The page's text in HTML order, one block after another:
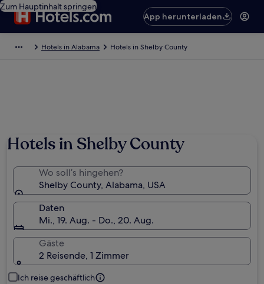
Zum Hauptinhalt springen
App herunterladen
Hotels in Alabama Hotels in Shelby County
Hotels in Shelby County
Wo soll’s hingehen?
Shelby County, Alabama, USA
Daten
Mi., 19. Aug. - Do., 20. Aug.
Gäste
2 Reisende, 1 Zimmer
Ich reise geschäftlich